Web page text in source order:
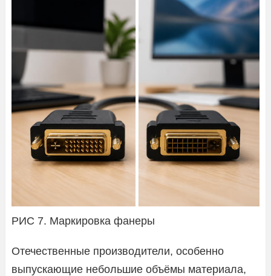
РИС 7. Маркировка фанеры
Отечественные производители, особенно
выпускающие небольшие объёмы материала,